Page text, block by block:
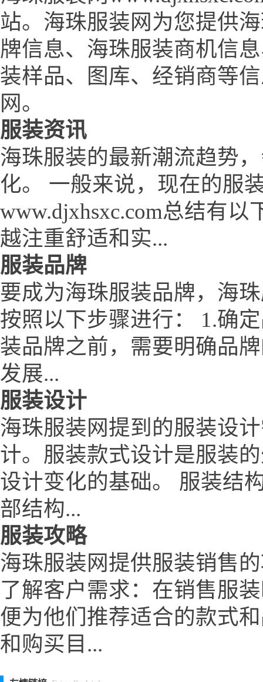
站。海珠服装网为您提供
牌信息、海珠服装商机信
装样品、图库、经销商等
网。
服装资讯
海珠服装的最新潮流趋势
化。 一般来说，现在的服
www.djxhsxc.com总结有
越注重舒适和实...
服装品牌
要成为海珠服装品牌，海
按照以下步骤进行： 1.确
装品牌之前，需要明确品
发展...
服装设计
海珠服装网提到的服装设
计。服装款式设计是服装
设计变化的基础。 服装结
部结构...
服装攻略
海珠服装网提供服装销售
了解客户需求：在销售服
便为他们推荐适合的款式
和购买目...